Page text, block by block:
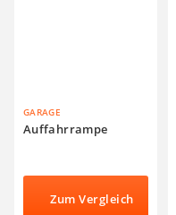
GARAGE
Auffahrrampe
Zum Vergleich